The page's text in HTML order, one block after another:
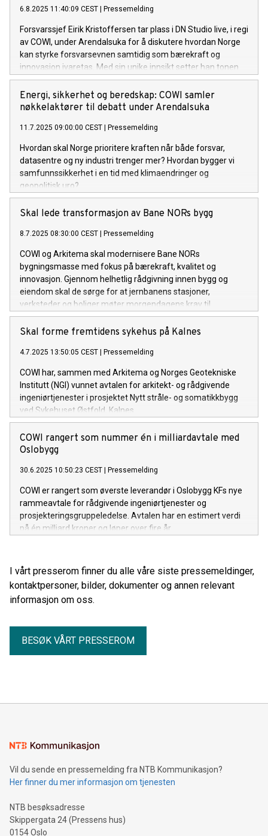
6.8.2025 11:40:09 CEST Pressemelding
Forsvarssjef Eirik Kristoffersen tar plass i DN Studio live, i regi
av COWI, under Arendalsuka for å diskutere hvordan Norge
kan styrke forsvarsevnen samtidig som bærekraft og
innovasjon ivaretas. Med sin unike innsikt setter han tonen
for en viktig samtale om fremtidens samfunnssikkerhet.
Energi, sikkerhet og beredskap: COWI samler
nøkkelaktører til debatt under Arendalsuka
11.7.2025 09:00:00 CEST Pressemelding
Hvordan skal Norge prioritere kraften når både forsvar,
datasentre og ny industri trenger mer? Hvordan bygger vi
samfunnssikkerhet i en tid med klimaendringer og
geopolitisk uro?
Skal lede transformasjon av Bane NORs bygg
8.7.2025 08:30:00 CEST Pressemelding
COWI og Arkitema skal modernisere Bane NORs
bygningsmasse med fokus på bærekraft, kvalitet og
innovasjon. Gjennom helhetlig rådgivning innen bygg og
eiendom skal de sørge for at jernbanens stasjoner,
verksteder og boliger møter morgendagens krav til
funksjonalitet, klima og miljø.
Skal forme fremtidens sykehus på Kalnes
4.7.2025 13:50:05 CEST Pressemelding
COWI har, sammen med Arkitema og Norges Geotekniske
Institutt (NGI) vunnet avtalen for arkitekt- og rådgivende
ingeniørtjenester i prosjektet Nytt stråle- og somatikkbygg
ved Sykehuset Østfold, Kalnes.
COWI rangert som nummer én i milliardavtale med
Oslobygg
30.6.2025 10:50:23 CEST Pressemelding
COWI er rangert som øverste leverandør i Oslobygg KFs nye
rammeavtale for rådgivende ingeniørtjenester og
prosjekteringsgruppeledelse. Avtalen har en estimert verdi
på én milliard kroner og løper over fire år.
I vårt presserom finner du alle våre siste pressemeldinger,
kontaktpersoner, bilder, dokumenter og annen relevant
informasjon om oss.
BESØK VÅRT PRESSEROM
Vil du sende en pressemelding fra NTB Kommunikasjon?
Her finner du mer informasjon om tjenesten
NTB besøksadresse
Skippergata 24 (Pressens hus)
0154 Oslo